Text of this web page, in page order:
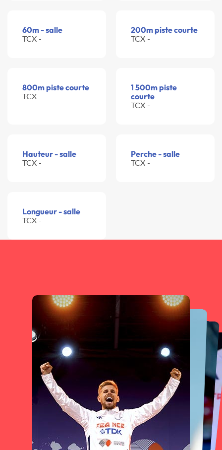
60m - salle
TCX -
200m piste courte
TCX -
800m piste courte
TCX -
1 500m piste
courte
TCX -
Hauteur - salle
TCX -
Perche - salle
TCX -
Longueur - salle
TCX -